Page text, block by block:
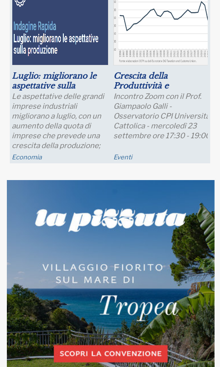
Luglio: migliorano le
aspettative sulla
produzione
Le aspettative delle grandi
imprese industriali
migliorano a luglio, con un
aumento della quota di
imprese che prevede una
crescita della produzione;
nei..
Economia
Crescita della
Produttività e
Prospettive Salariali
Incontro Zoom con il Prof.
Giampaolo Galli -
Osservatorio CPI Università
Cattolica - mercoledì 23
settembre ore 17:30 - 19:00
Eventi